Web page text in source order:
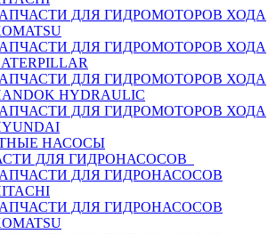
ДЛЯ ГИДРОМОТОРОВ ХОДА
ДЛЯ ГИДРОМОТОРОВ ХОДА
ДЛЯ ГИДРОМОТОРОВ ХОДА
HYDRAULIC
ДЛЯ ГИДРОМОТОРОВ ХОДА
НАСОСЫ
ДЛЯ ГИДРОНАСОСОВ
ДЛЯ ГИДРОНАСОСОВ
ДЛЯ ГИДРОНАСОСОВ